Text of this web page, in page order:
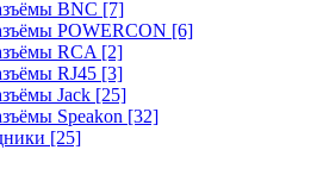
BNC [7]
POWERCON [6]
RCA [2]
RJ45 [3]
Jack [25]
Speakon [32]
[25]